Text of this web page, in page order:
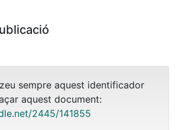
sempre aquest identificador
aquest document:
2445/141855